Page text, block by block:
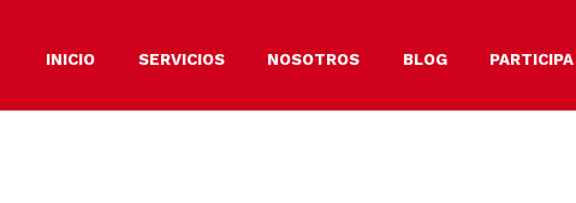
INICIO SERVICIOS NOSOTROS BLOG